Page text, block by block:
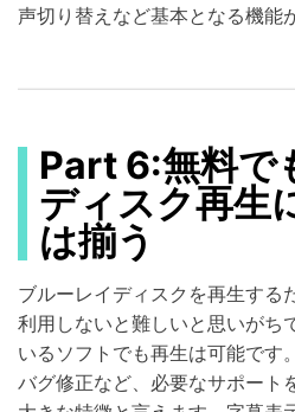
声切り替えなど基本となる機能
Part 6:無料で
ディスク再生
は揃う
ブルーレイディスクを再生する
利用しないと難しいと思いがち
いるソフトでも再生は可能です
バグ修正など、必要なサポート